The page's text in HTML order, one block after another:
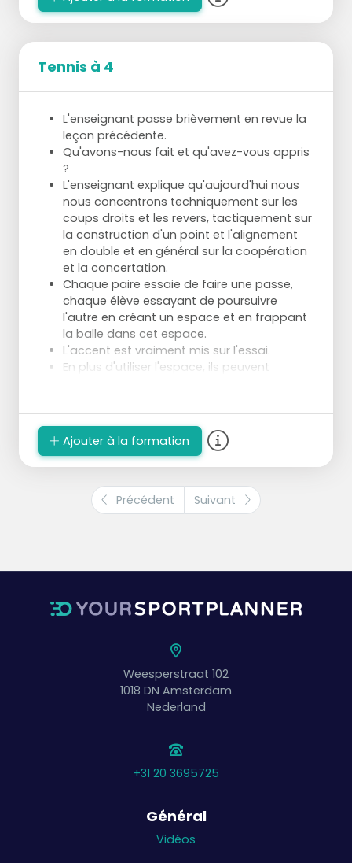
pour rendre la tâche difficile à l'adversaire.
Le choix d'une tactique de base se fait sur
la base de "ce que l'équipe sait faire" en
moins faire".
Tennis à 4
L'enseignant passe brièvement en revue la
leçon précédente.
Qu'avons-nous fait et qu'avez-vous appris
?
L'enseignant explique qu'aujourd'hui nous
nous concentrons techniquement sur les
coups droits et les revers, tactiquement sur
la construction d'un point et l'alignement
en double et en général sur la coopération
et la concertation.
Chaque paire essaie de faire une passe,
chaque élève essayant de poursuivre
l'autre en créant un espace et en frappant
la balle dans cet espace.
L'accent est vraiment mis sur l'essai.
En plus d'utiliser l'espace, ils peuvent
délibérément le jeu.
L'enseignant indique différentes longueurs
de terrain (à l'aide des lignes dans le hall)
afin que les joueurs puissent expérimenter
la force, la douceur, la hauteur, la
profondeur de la balle qu'ils doivent frapper
pour pouvoir jouer ensemble dans cette
Les étudiants qui attendent peuvent vérifier
le devoir et " jouer au tennis " dans leur tête.
Ajouter à la formation
Précédent Suivant
Weesperstraat 102
1018 DN Amsterdam
Nederland
+31 20 3695725
Général
Vidéos